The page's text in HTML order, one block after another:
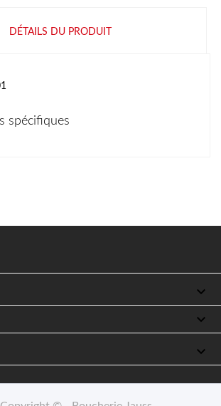
DÉTAILS DU PRODUIT
spécifiques


